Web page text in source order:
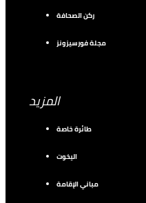
ركن الصحافة
مجلة فورسيزونز
المزيد
طائرة خاصة
اليخوت
مباني الإقامة